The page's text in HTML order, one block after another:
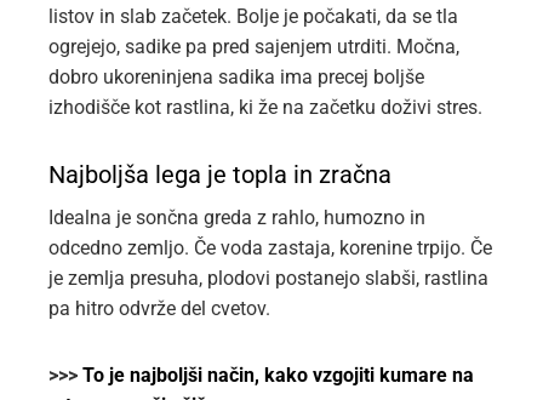
listov in slab začetek. Bolje je počakati, da se tla
ogrejejo, sadike pa pred sajenjem utrditi. Močna,
dobro ukoreninjena sadika ima precej boljše
izhodišče kot rastlina, ki že na začetku doživi stres.
Najboljša lega je topla in zračna
Idealna je sončna greda z rahlo, humozno in
odcedno zemljo. Če voda zastaja, korenine trpijo. Če
je zemlja presuha, plodovi postanejo slabši, rastlina
pa hitro odvrže del cvetov.
>>> To je najboljši način, kako vzgojiti kumare na